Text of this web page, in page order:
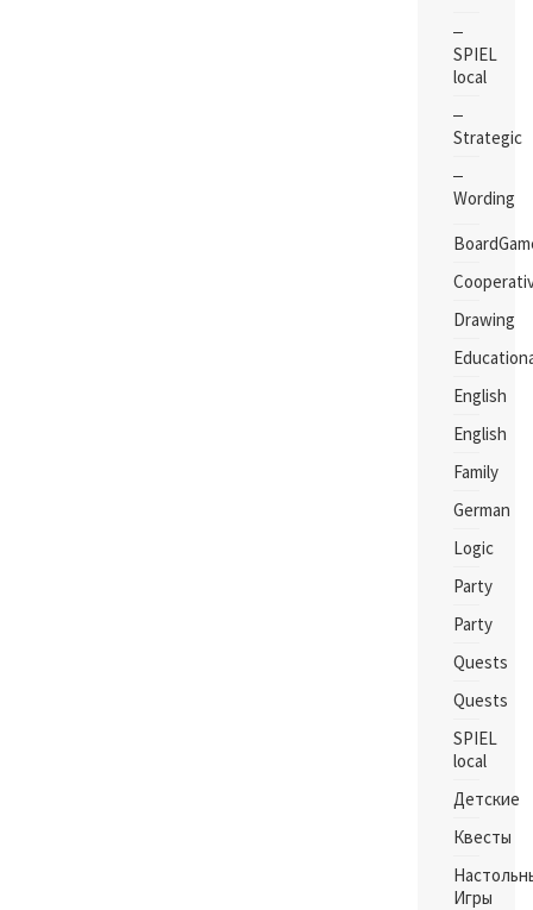
SPIEL
local
Strategic
Wording
Drawing
English
English
Family
German
Logic
Party
Party
Quests
Quests
SPIEL
local
Детские
Квесты
Игры